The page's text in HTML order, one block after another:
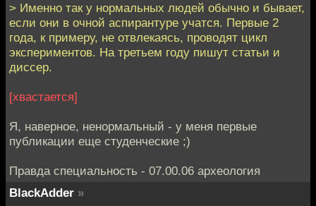
> Именно так у нормальных людей обычно и бывает,
если они в очной аспирантуре учатся. Первые 2
года, к примеру, не отвлекаясь, проводят цикл
экспериментов. На третьем году пишут статьи и
диссер.
[хвастается]
Я, наверное, ненормальный - у меня первые
публикации еще студенческие ;)
Правда специальность - 07.00.06 археология
BlackAdder »